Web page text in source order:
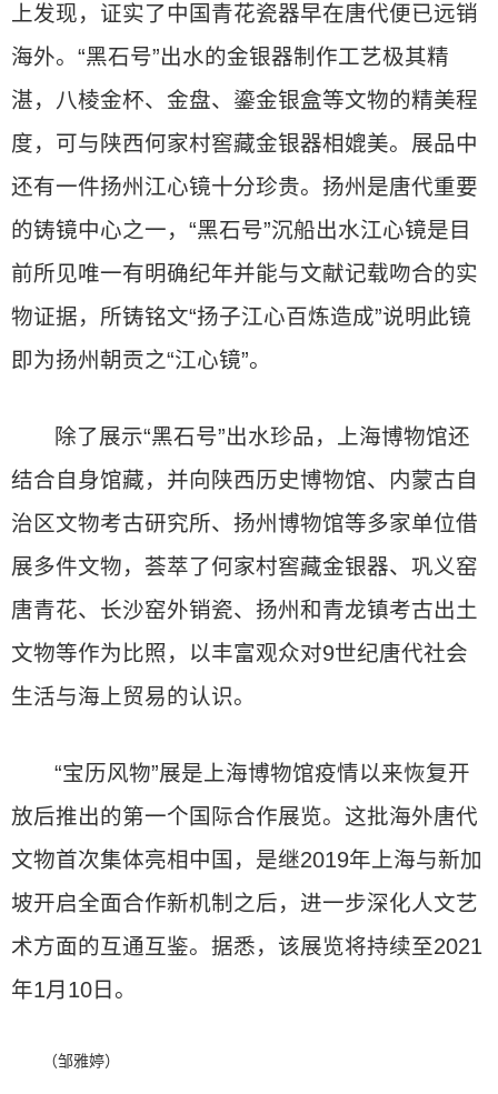
上发现，证实了中国青花瓷器早在唐代便已远销
海外。“黑石号”出水的金银器制作工艺极其精
湛，八棱金杯、金盘、鎏金银盒等文物的精美程
度，可与陕西何家村窖藏金银器相媲美。展品中
还有一件扬州江心镜十分珍贵。扬州是唐代重要
的铸镜中心之一，“黑石号”沉船出水江心镜是目
前所见唯一有明确纪年并能与文献记载吻合的实
物证据，所铸铭文“扬子江心百炼造成”说明此镜
即为扬州朝贡之“江心镜”。
除了展示“黑石号”出水珍品，上海博物馆还
结合自身馆藏，并向陕西历史博物馆、内蒙古自
治区文物考古研究所、扬州博物馆等多家单位借
展多件文物，荟萃了何家村窖藏金银器、巩义窑
唐青花、长沙窑外销瓷、扬州和青龙镇考古出土
文物等作为比照，以丰富观众对9世纪唐代社会
生活与海上贸易的认识。
“宝历风物”展是上海博物馆疫情以来恢复开
放后推出的第一个国际合作展览。这批海外唐代
文物首次集体亮相中国，是继2019年上海与新加
坡开启全面合作新机制之后，进一步深化人文艺
术方面的互通互鉴。据悉，该展览将持续至2021
年1月10日。
（邹雅婷）